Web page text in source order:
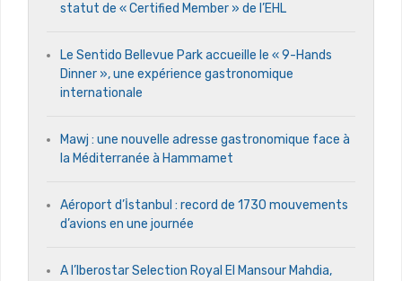
statut de « Certified Member » de l’EHL
Le Sentido Bellevue Park accueille le « 9-Hands
Dinner », une expérience gastronomique
internationale
Mawj : une nouvelle adresse gastronomique face à
la Méditerranée à Hammamet
Aéroport d’İstanbul : record de 1730 mouvements
d’avions en une journée
A l’Iberostar Selection Royal El Mansour Mahdia,